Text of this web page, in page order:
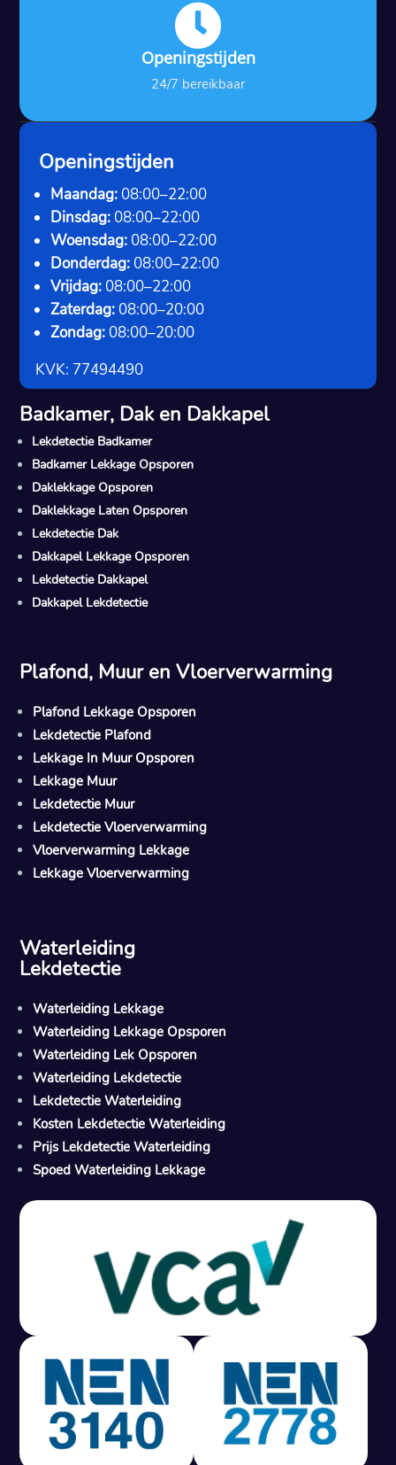

Openingstijden
24/7 bereikbaar
M
Gratis offerte in 24 uur
Geen lekkage? Geen betaling.
Vast tarief van € 395,- exc btw.
Rapport binnen 3 werkdagen.
100% RIsicovrij.
Vaak vergoed door verzekeraar.
Openingstijden
Maandag: 08:00–22:00
Dinsdag: 08:00–22:00
Woensdag: 08:00–22:00
Donderdag: 08:00–22:00
Vrijdag: 08:00–22:00
Zaterdag: 08:00–20:00
Zondag: 08:00–20:00
KVK: 77494490
Badkamer, Dak en Dakkapel
Lekdetectie Badkamer
Badkamer Lekkage Opsporen
Daklekkage Opsporen
Daklekkage Laten Opsporen
Lekdetectie Dak
Dakkapel Lekkage Opsporen
Lekdetectie Dakkapel
Dakkapel Lekdetectie
Plafond, Muur en Vloerverwarming
Plafond Lekkage Opsporen
Lekdetectie Plafond
Lekkage In Muur Opsporen
Lekkage Muur
Lekdetectie Muur
Lekdetectie Vloerverwarming
Vloerverwarming Lekkage
Lekkage Vloerverwarming
Waterleiding
Lekdetectie
Waterleiding Lekkage
Waterleiding Lekkage Opsporen
Waterleiding Lek Opsporen
Waterleiding Lekdetectie
Lekdetectie Waterleiding
Kosten Lekdetectie Waterleiding
Prijs Lekdetectie Waterleiding
Spoed Waterleiding Lekkage